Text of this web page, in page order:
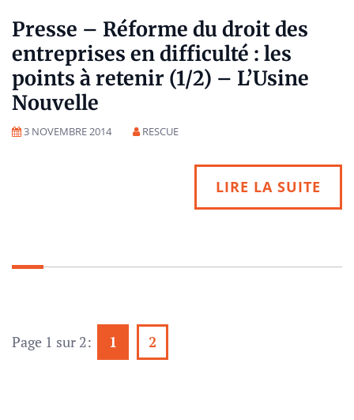
Presse – Réforme du droit des
entreprises en difficulté : les
points à retenir (1/2) – L’Usine
Nouvelle
3 NOVEMBRE 2014 RESCUE
LIRE LA SUITE
Page 1 sur 2: 1 2